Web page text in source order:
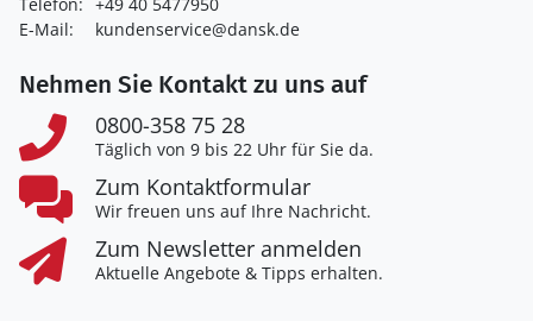
Telefon: +49 40 5477950
E-Mail:
kundenservice@dansk.de
Nehmen Sie Kontakt zu uns auf
0800-358 75 28
Täglich von 9 bis 22 Uhr für Sie da.
Zum Kontaktformular
Wir freuen uns auf Ihre Nachricht.
Zum Newsletter anmelden
Aktuelle Angebote & Tipps erhalten.